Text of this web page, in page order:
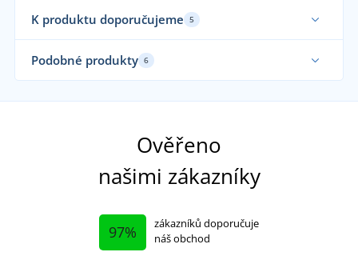
K produktu doporučujeme 5
Podobné produkty 6
Ověřeno
našimi zákazníky
97%
zákazníků doporučuje
náš obchod